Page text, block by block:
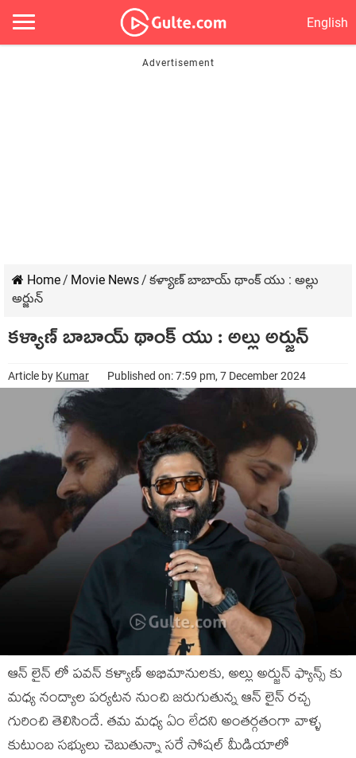
English
Home/ Movie News/ కళ్యాణ్ బాబాయ్ థాంక్ యు : అల్లు
అర్జున్
కళ్యాణ్ బాబాయ్ థాంక్ యు : అల్లు అర్జున్
Article by Kumar Published on: 7:59 pm, 7 December 2024
ఆన్ లైన్ లో పవన్ కళ్యాణ్ అభిమానులకు, అల్లు అర్జున్ ఫ్యాన్స్ కు
మధ్య నంద్యాల పర్యటన నుంచి జరుగుతున్న ఆన్ లైన్ రచ్చ
గురించి తెలిసిందే. తమ మధ్య ఏం లేదని అంతర్గతంగా వాళ్ళ
కుటుంబ సభ్యులు చెబుతున్నా సరే సోషల్ మీడియాలో